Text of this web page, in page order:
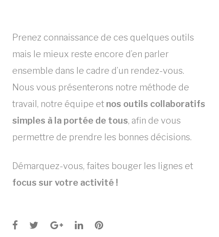
Prenez connaissance de ces quelques outils
mais le mieux reste encore d’en parler
ensemble dans le cadre d’un rendez-vous.
Nous vous présenterons notre méthode de
travail, notre équipe et nos outils collaboratifs
simples à la portée de tous, afin de vous
permettre de prendre les bonnes décisions.
Démarquez-vous, faites bouger les lignes et
focus sur votre activité !
Facebook
TwitterGoogle+
LinkedInPinterest